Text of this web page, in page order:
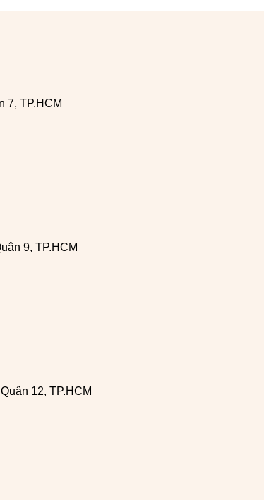
7, TP.HCM
9, TP.HCM
12, TP.HCM